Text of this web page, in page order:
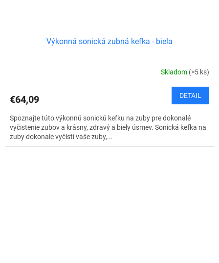
Výkonná sonická zubná kefka - biela
Skladom (>5 ks)
€64,09 DETAIL
Spoznajte túto výkonnú sonickú kefku na zuby pre dokonalé
vyčistenie zubov a krásny, zdravý a biely úsmev. Sonická kefka na
zuby dokonale vyčistí vaše zuby,...